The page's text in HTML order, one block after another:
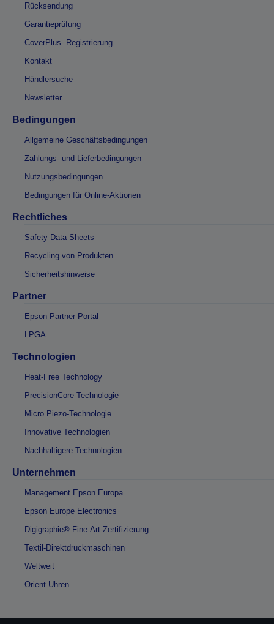
Rücksendung
Garantieprüfung
CoverPlus- Registrierung
Kontakt
Händlersuche
Newsletter
Bedingungen
Allgemeine Geschäftsbedingungen
Zahlungs- und Lieferbedingungen
Nutzungsbedingungen
Bedingungen für Online-Aktionen
Rechtliches
Safety Data Sheets
Recycling von Produkten
Sicherheitshinweise
Partner
Epson Partner Portal
LPGA
Technologien
Heat-Free Technology
PrecisionCore-Technologie
Micro Piezo-Technologie
Innovative Technologien
Nachhaltigere Technologien
Unternehmen
Management Epson Europa
Epson Europe Electronics
Digigraphie® Fine-Art-Zertifizierung
Textil-Direktdruckmaschinen
Weltweit
Orient Uhren